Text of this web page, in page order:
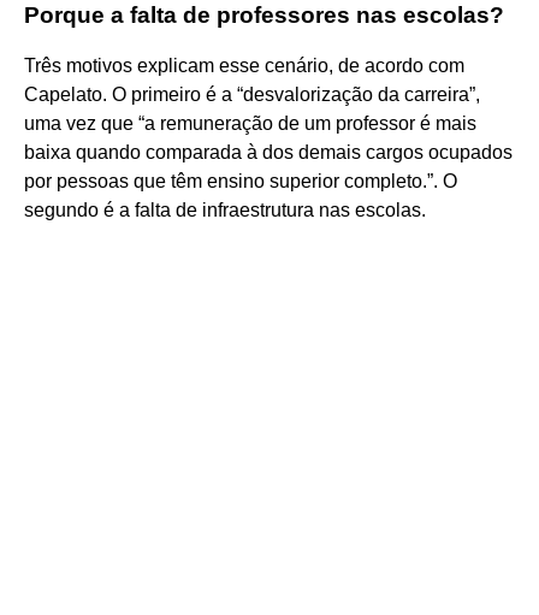
Porque a falta de professores nas escolas?
Três motivos explicam esse cenário, de acordo com
Capelato. O primeiro é a “desvalorização da carreira”,
uma vez que “a remuneração de um professor é mais
baixa quando comparada à dos demais cargos ocupados
por pessoas que têm ensino superior completo.”. O
segundo é a falta de infraestrutura nas escolas.